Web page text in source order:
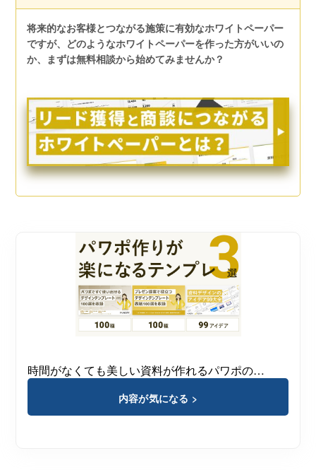
将来的なお客様とつながる施策に有効なホワイトペーパー
ですが、どのようなホワイトペーパーを作った方がいいの
か、まずは無料相談から始めてみませんか？
時間がなくても美しい資料が作れるパワポの…
内容が気になる >